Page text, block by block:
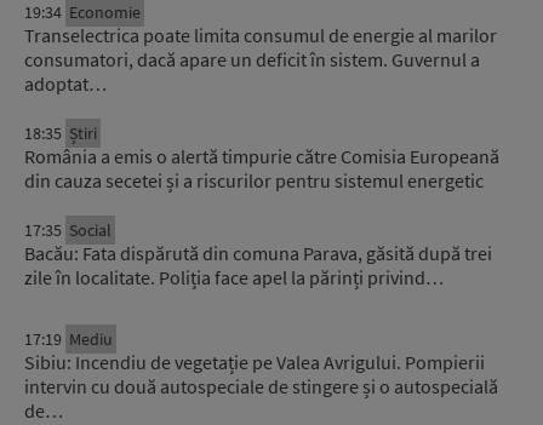
19:34 Economie
Transelectrica poate limita consumul de energie al marilor
consumatori, dacă apare un deficit în sistem. Guvernul a
adoptat…
18:35 Știri
România a emis o alertă timpurie către Comisia Europeană
din cauza secetei și a riscurilor pentru sistemul energetic
17:35 Social
Bacău: Fata dispărută din comuna Parava, găsită după trei
zile în localitate. Poliția face apel la părinți privind…
17:19 Mediu
Sibiu: Incendiu de vegetație pe Valea Avrigului. Pompierii
intervin cu două autospeciale de stingere și o autospecială
de…